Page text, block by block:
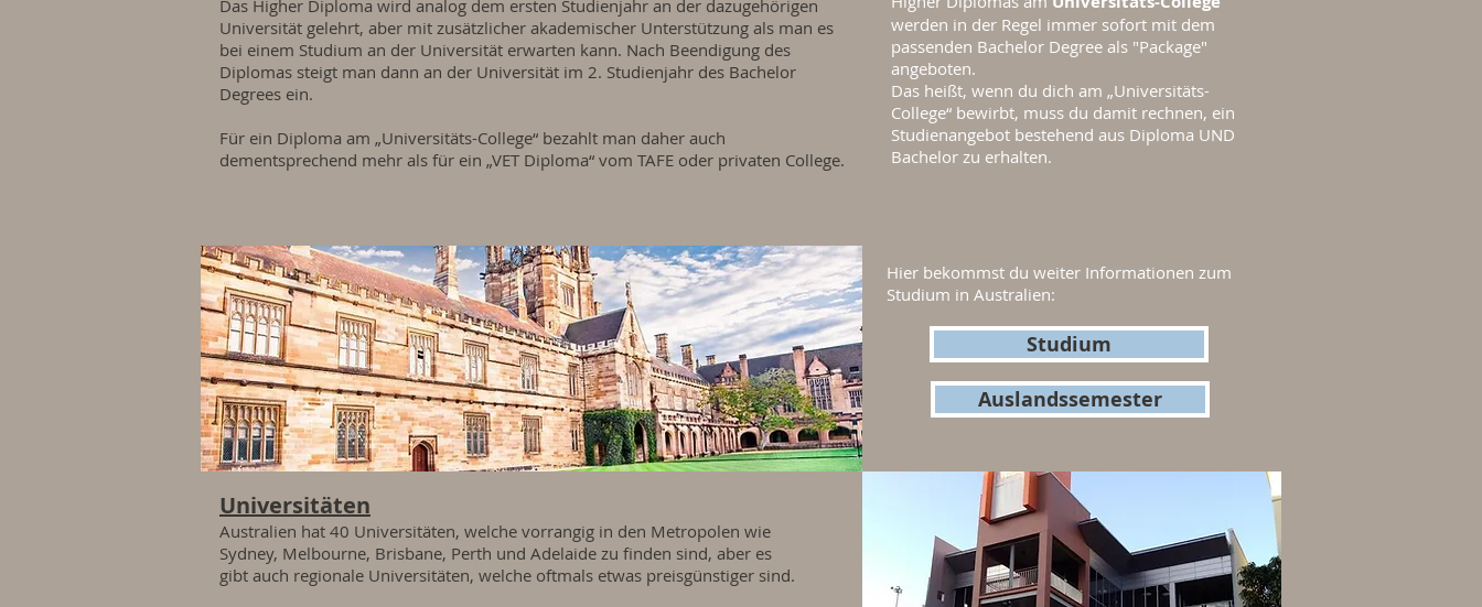
Das Higher Diploma wird analog dem ersten Studienjahr an der dazugehörigen
Universität gelehrt, aber mit zusätzlicher akademischer Unterstützung als man es
bei einem Studium an der Universität erwarten kann. Nach Beendigung des
Diplomas steigt man dann an der Universität im 2. Studienjahr des Bachelor
Degrees ein.
Für ein Diploma am „Universitäts-College“ bezahlt man daher auch
dementsprechend mehr als für ein „VET Diploma“ vom TAFE oder privaten College.
Universitäten
Australien hat 40 Universitäten, welche vorrangig in den Metropolen wie
Sydney, Melbourne, Brisbane, Perth und Adelaide zu finden sind, aber es
gibt auch regionale Universitäten, welche oftmals etwas preisgünstiger sind.
werden in der Regel immer sofort mit dem
passenden Bachelor Degree als "Package"
angeboten.
Das heißt, wenn du dich am „Universitäts-
College“ bewirbt, muss du damit rechnen, ein
Studienangebot bestehend aus Diploma UND
Bachelor zu erhalten.
Hier bekommst du weiter Informationen zum
Studium in Australien:
Studium
Auslandssemester